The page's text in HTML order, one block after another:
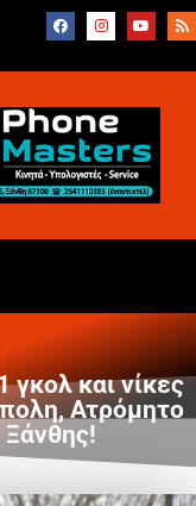
γκολ και νίκες
Ατρόμητο